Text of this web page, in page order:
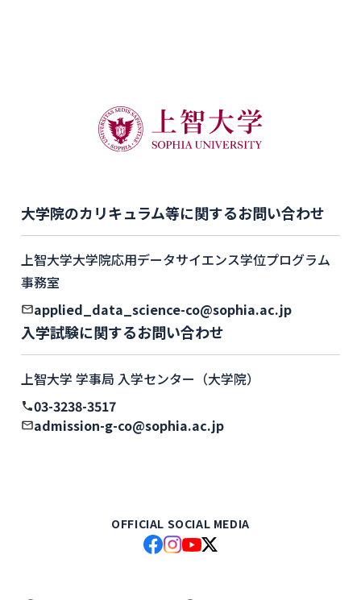
大学院のカリキュラム等に関するお問い合わせ
上智大学大学院応用データサイエンス学位プログラム
事務室
applied_data_science-co@sophia.ac.jp
入学試験に関するお問い合わせ
上智大学 学事局 入学センター（大学院）
03-3238-3517
admission-g-co@sophia.ac.jp
OFFICIAL SOCIAL MEDIA